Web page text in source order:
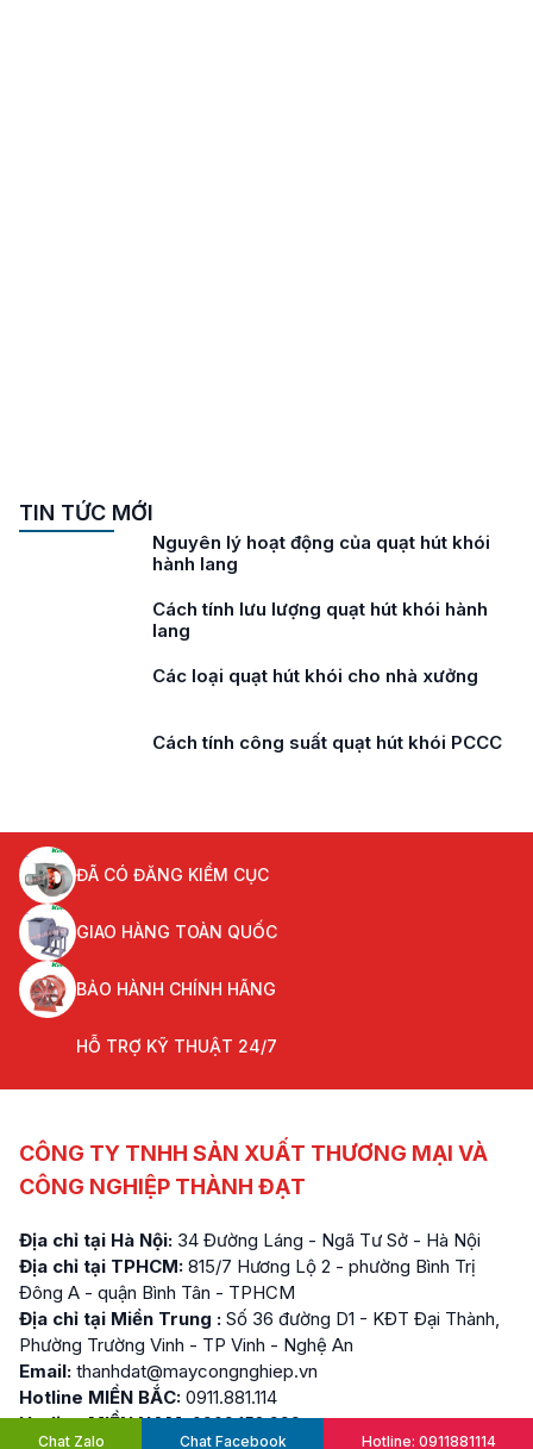
TIN TỨC MỚI
Nguyên lý hoạt động của quạt hút khói
hành lang
Cách tính lưu lượng quạt hút khói hành
lang
Các loại quạt hút khói cho nhà xưởng
Cách tính công suất quạt hút khói PCCC
ĐÃ CÓ ĐĂNG KIỂM CỤC
GIAO HÀNG TOÀN QUỐC
BẢO HÀNH CHÍNH HÃNG
HỖ TRỢ KỸ THUẬT 24/7
CÔNG TY TNHH SẢN XUẤT THƯƠNG MẠI VÀ
CÔNG NGHIỆP THÀNH ĐẠT
Địa chỉ tại Hà Nội: 34 Đường Láng - Ngã Tư Sở - Hà Nội
Địa chỉ tại TPHCM: 815/7 Hương Lộ 2 - phường Bình Trị
Đông A - quận Bình Tân - TPHCM
Địa chỉ tại Miền Trung : Số 36 đường D1 - KĐT Đại Thành,
Phường Trường Vinh - TP Vinh - Nghệ An
Email: thanhdat@maycongnghiep.vn
Hotline MIỀN BẮC: 0911.881.114
Hotline MIỀN NAM: 0909.152.999
Chat Zalo Chat Facebook Hotline: 0911881114